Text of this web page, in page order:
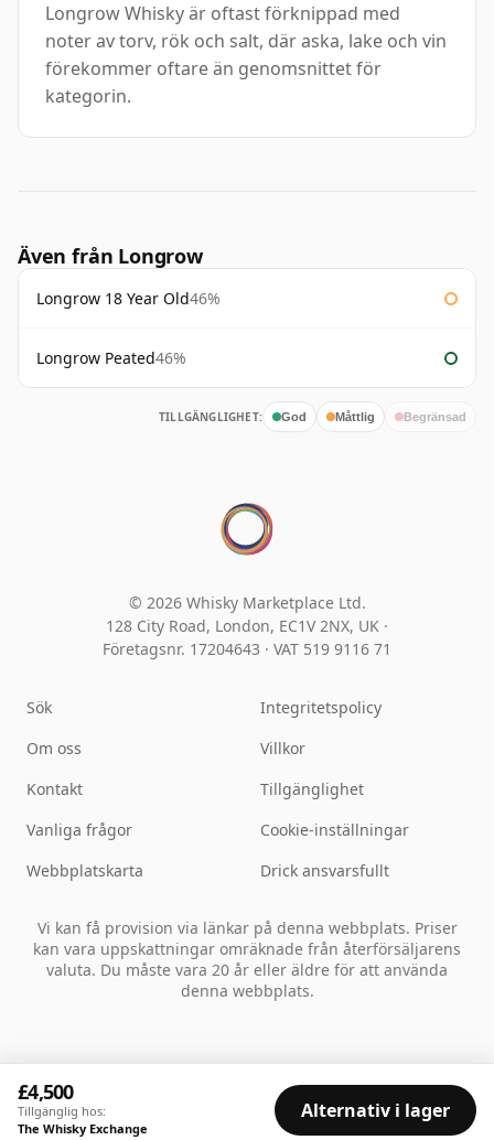
Longrow Whisky är oftast förknippad med
noter av torv, rök och salt, där aska, lake och vin
förekommer oftare än genomsnittet för
kategorin.
Även från Longrow
Longrow 18 Year Old46%
Longrow Peated46%
TILLGÄNGLIGHET: God Måttlig Begränsad
£4,500
Tillgänglig hos:
The Whisky Exchange
Alternativ i lager
© 2026 Whisky Marketplace Ltd.
128 City Road, London, EC1V 2NX, UK ·
Företagsnr. 17204643 · VAT 519 9116 71
Sök
Om oss
Kontakt
Vanliga frågor
Webbplatskarta
Integritetspolicy
Villkor
Tillgänglighet
Cookie-inställningar
Drick ansvarsfullt
Vi kan få provision via länkar på denna webbplats. Priser
kan vara uppskattningar omräknade från återförsäljarens
valuta. Du måste vara 20 år eller äldre för att använda
denna webbplats.